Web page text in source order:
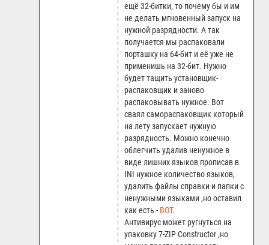
ещё 32-битки, то почему бы и им
не делать мгновенный запуск на
нужной разрядности. А так
получается мы распаковали
порташку на 64-бит и её уже не
применишь на 32-бит. Нужно
будет тащить установщик-
распаковщик и заново
распаковывать нужное. Вот
сваял самораспаковщик который
на лету запускает нужную
разрядность. Можно конечно
облегчить удалив ненужное в
виде лишних языков прописав в
INI нужное количество языков,
удалить файлы справки и папки с
ненужными языками ,но оставил
как есть -ВОТ.
Антивирус может ругнуться на
упаковку 7-ZIP Constructor ,но